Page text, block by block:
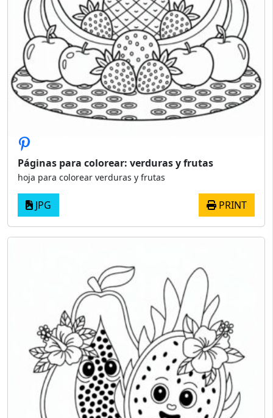
Páginas para colorear: verduras y frutas
hoja para colorear verduras y frutas
JPG PRINT